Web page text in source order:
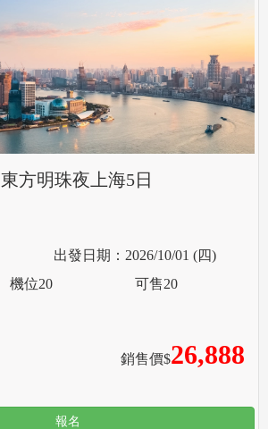
東方明珠夜上海5日
2026/10/01 (四)
銷售價$26,888
機位20 可售20
報名